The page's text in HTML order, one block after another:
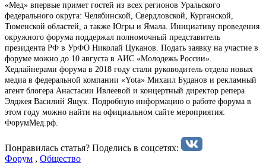
«Мед» впервые примет гостей из всех регионов Уральского
федерального округа: Челябинской, Свердловской, Курганской,
Тюменской областей, а также Югры и Ямала. Инициативу проведения
окружного форума поддержал полномочный представитель
президента РФ в УрФО Николай Цуканов. Подать заявку на участие в
форуме можно до 10 августа в АИС «Молодежь России».
Хедлайнерами форума в 2018 году стали руководитель отдела новых
медиа в федеральной компании «Yota» Михаил Буданов и рекламный
агент блогера Анастасии Ивлеевой и концертный директор репера
Элджея Василий Ящук. Подробную информацию о работе форума в
этом году можно найти на официальном сайте мероприятия:
ФорумМед.рф.
Понравилась статья? Поделиcь в соцсетях:
Форум , Общество